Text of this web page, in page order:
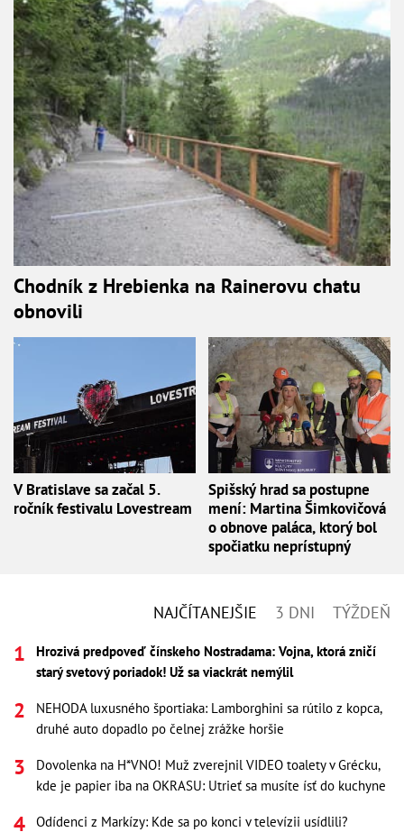
Chodník z Hrebienka na Rainerovu chatu
obnovili
V Bratislave sa začal 5.
ročník festivalu Lovestream
Spišský hrad sa postupne
mení: Martina Šimkovičová
o obnove paláca, ktorý bol
spočiatku neprístupný
NAJČÍTANEJŠIE 3 DNI TÝŽDEŇ
Hrozivá predpoveď čínskeho Nostradama: Vojna, ktorá zničí
starý svetový poriadok! Už sa viackrát nemýlil
NEHODA luxusného športiaka: Lamborghini sa rútilo z kopca,
druhé auto dopadlo po čelnej zrážke horšie
Dovolenka na H*VNO! Muž zverejnil VIDEO toalety v Grécku,
kde je papier iba na OKRASU: Utrieť sa musíte ísť do kuchyne
Odídenci z Markízy: Kde sa po konci v televízii usídlili?